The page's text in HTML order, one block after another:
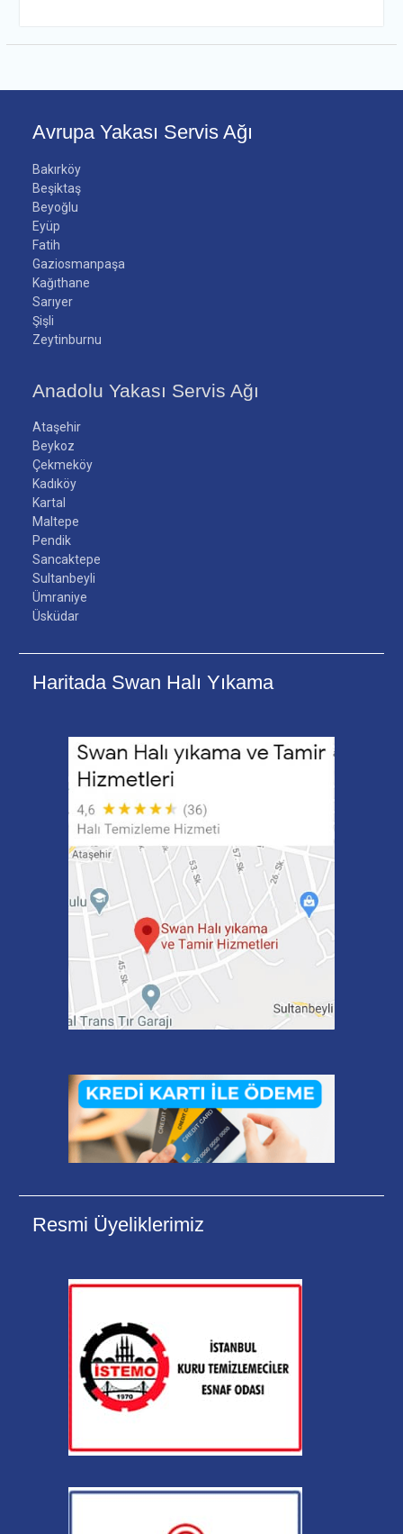
Avrupa Yakası Servis Ağı
Bakırköy
Beşiktaş
Beyoğlu
Eyüp
Fatih
Gaziosmanpaşa
Kağıthane
Sarıyer
Şişli
Zeytinburnu
Anadolu Yakası Servis Ağı
Ataşehir
Beykoz
Çekmeköy
Kadıköy
Kartal
Maltepe
Pendik
Sancaktepe
Sultanbeyli
Ümraniye
Üsküdar
Haritada Swan Halı Yıkama
Resmi Üyeliklerimiz